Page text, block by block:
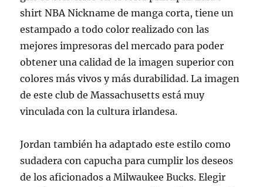
shirt NBA Nickname de manga corta, tiene un
estampado a todo color realizado con las
mejores impresoras del mercado para poder
obtener una calidad de la imagen superior con
colores más vivos y más durabilidad. La imagen
de este club de Massachusetts está muy
vinculada con la cultura irlandesa.
Jordan también ha adaptado este estilo como
sudadera con capucha para cumplir los deseos
de los aficionados a Milwaukee Bucks. Elegir